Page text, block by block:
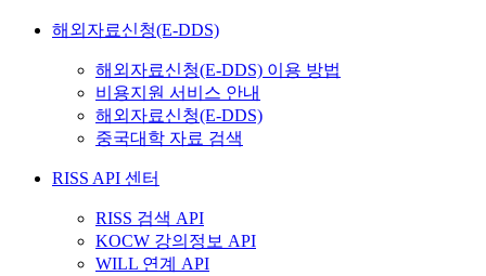
해외자료신청(E-DDS)
해외자료신청(E-DDS) 이용 방법
비용지원 서비스 안내
해외자료신청(E-DDS)
중국대학 자료 검색
RISS API 센터
RISS 검색 API
KOCW 강의정보 API
WILL 연계 API